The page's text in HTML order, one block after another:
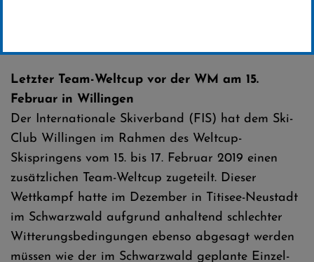
Letzter Team-Weltcup vor der WM am 15.
Februar in Willingen
Der Internationale Skiverband (FIS) hat dem Ski-
Club Willingen im Rahmen des Weltcup-
Skispringens vom 15. bis 17. Februar 2019 einen
zusätzlichen Team-Weltcup zugeteilt. Dieser
Wettkampf hatte im Dezember in Titisee-Neustadt
im Schwarzwald aufgrund anhaltend schlechter
Witterungsbedingungen ebenso abgesagt werden
müssen wie der im Schwarzwald geplante Einzel-